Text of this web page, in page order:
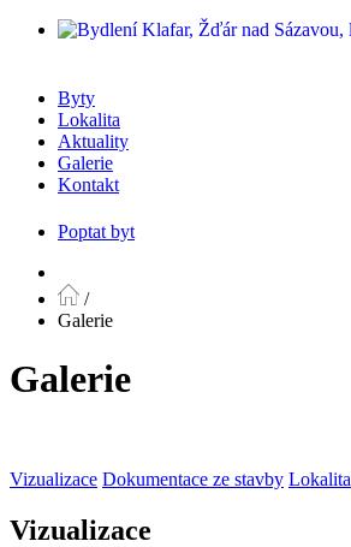
Byty
Lokalita
Aktuality
Galerie
Kontakt
Poptat byt
/
Galerie
Galerie
Vizualizace Dokumentace ze stavby Lokalita
Vizualizace